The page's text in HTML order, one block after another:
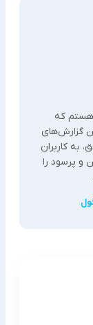
هستم که
گزارش‌های
به کاربران
و پرسود را